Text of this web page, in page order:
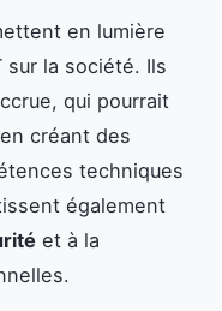
en lumière
sur la société. Ils
qui pourrait
créant des
techniques
également
et à la